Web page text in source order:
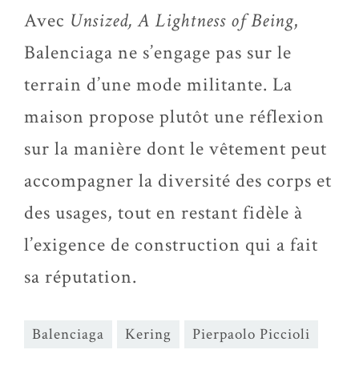
Avec Unsized, A Lightness of Being,
Balenciaga ne s’engage pas sur le
terrain d’une mode militante. La
maison propose plutôt une réflexion
sur la manière dont le vêtement peut
accompagner la diversité des corps et
des usages, tout en restant fidèle à
l’exigence de construction qui a fait
sa réputation.
Balenciaga Kering Pierpaolo Piccioli